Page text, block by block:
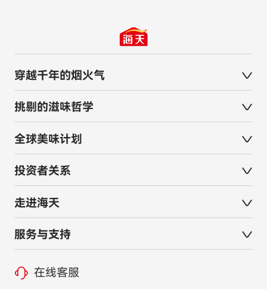
穿越千年的烟火气
挑剔的滋味哲学
全球美味计划
投资者关系
走进海天
服务与支持
在线客服